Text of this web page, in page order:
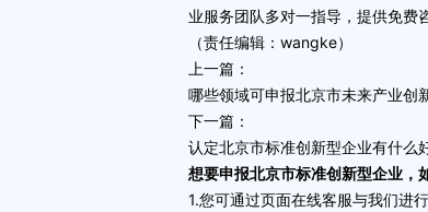
业服务团队多对一指导，提供免费
（责任编辑：wangke）
上一篇：
哪些领域可申报北京市未来产业创
下一篇：
认定北京市标准创新型企业有什么
想要申报北京市标准创新型企业，
1.您可通过页面在线客服与我们进